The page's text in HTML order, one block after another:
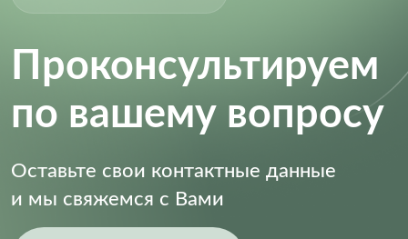
Проконсультируем
по вашему вопросу
Оставьте свои контактные данные
и мы свяжемся с Вами